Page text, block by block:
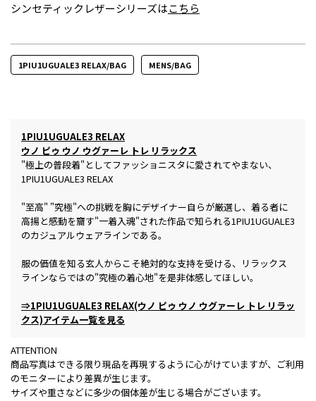
シンセティックレザーシリーズはこちら
1PIU1UGUALE3 RELAX/BAG MENS/BAG
1PIU1UGUALE3 RELAX
ウノ ピゥ ウノ ウグァーレ トレ リラックス
"極上の普段着"としてファッショニスタに愛されてやまない、
1PIU1UGUALE3 RELAX
"至高" "究極"への挑戦を胸にデザイナー自らが厳選し、着る者に
高揚と感動を齎す"一着入魂"された作品で知られる1PIU1UGUALE3
のカジュアルウェアラインである。
服の価値を知る玄人からこそ絶対的な支持を受ける、リラックス
ラインならではの"究極の着心地"を是非体感してほしい。
⇒1PIU1UGUALE3 RELAX(ウノ ピゥ ウノ ウグァーレ トレ リラッ
クス)アイテム一覧を見る
ATTENTION
商品写真はできる限り現品を再現するように心がけていますが、ご利用
のモニターにより差異が生じます。
サイズや重さなどに多少の個体差が生じる場合がございます。